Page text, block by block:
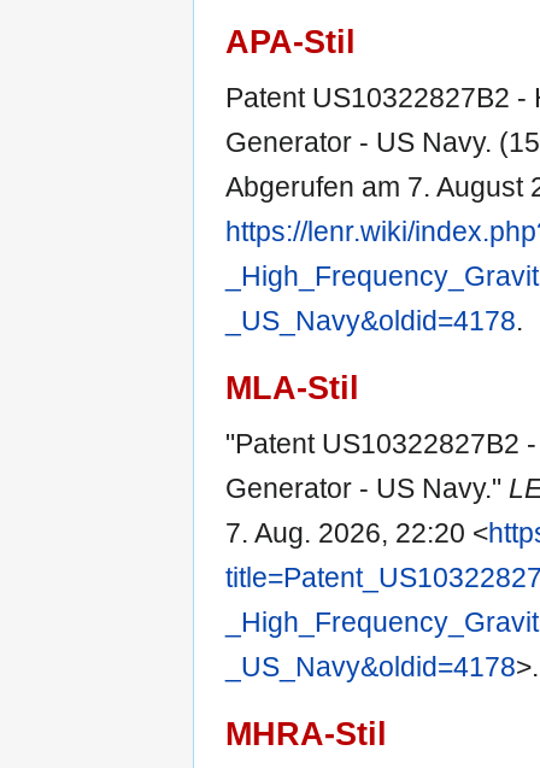
APA-Stil
Patent US10322827B2
Generator - US Navy.
Abgerufen am 7. August
https://lenr.wiki/
_US_Navy&oldid=4178.
MLA-Stil
"Patent US10322827B2
Generator - US Navy."
7. Aug. 2026, 22:20 <
_US_Navy&oldid=4178>.
MHRA-Stil